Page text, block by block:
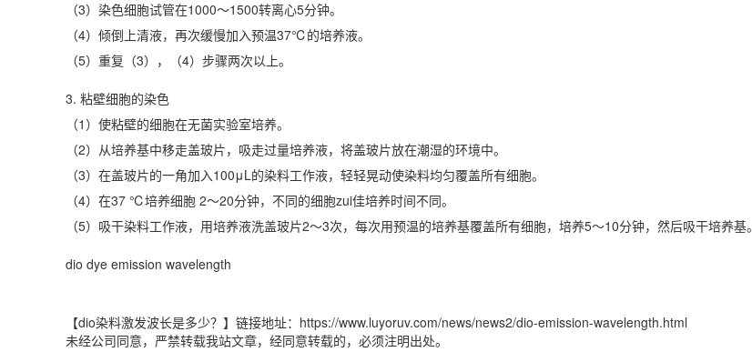
（3）染色细胞试管在1000～1500转离心5分钟。
（4）倾倒上清液，再次缓慢加入预温37℃的培养液。
（5）重复（3），（4）步骤两次以上。
3. 粘壁细胞的染色
（1）使粘壁的细胞在无菌实验室培养。
（2）从培养基中移走盖玻片，吸走过量培养液，将盖玻片放在潮湿的环境中。
（3）在盖玻片的一角加入100μL的染料工作液，轻轻晃动使染料均匀覆盖所有细胞。
（4）在37 ℃培养细胞 2～20分钟，不同的细胞zui佳培养时间不同。
（5）吸干染料工作液，用培养液洗盖玻片2～3次，每次用预温的培养基覆盖所有细胞，培养5～10分钟，然后吸干培养基。
dio dye emission wavelength
【dio染料激发波长是多少？】链接地址：https://www.luyoruv.com/news/news2/dio-emission-wavelength.html
未经公司同意，严禁转载我站文章，经同意转载的，必须注明出处。